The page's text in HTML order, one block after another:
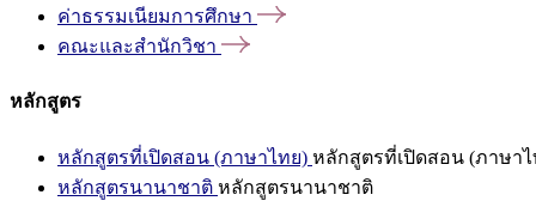
ค่าธรรมเนียมการศึกษา
คณะและสำนักวิชา
หลักสูตร
หลักสูตรที่เปิดสอน (ภาษาไทย) หลักสูตรที่เปิดสอน (ภาษาไ
หลักสูตรนานาชาติ หลักสูตรนานาชาติ